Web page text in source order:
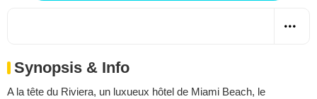
Synopsis & Info
A la tête du Riviera, un luxueux hôtel de Miami Beach, le